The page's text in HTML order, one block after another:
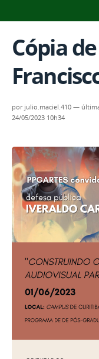
Cópia
por julio.maciel.410 —
24/05/2023 10h34